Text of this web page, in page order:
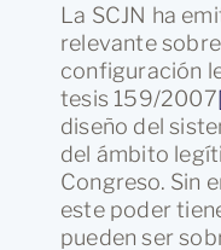
La SCJN ha
relevante
configuración
tesis 159/2007
diseño del
del ámbito
Congreso. Sin
este poder
pueden ser